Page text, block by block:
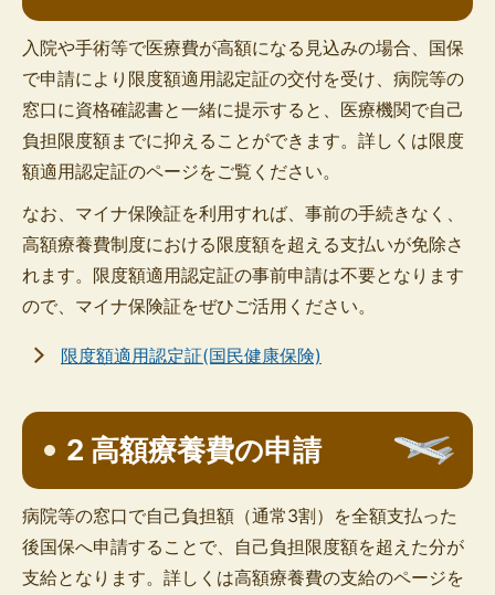
入院や手術等で医療費が高額になる見込みの場合、国保
で申請により限度額適用認定証の交付を受け、病院等の
窓口に資格確認書と一緒に提示すると、医療機関で自己
負担限度額までに抑えることができます。詳しくは限度
額適用認定証のページをご覧ください。
なお、マイナ保険証を利用すれば、事前の手続きなく、
高額療養費制度における限度額を超える支払いが免除さ
れます。限度額適用認定証の事前申請は不要となります
ので、マイナ保険証をぜひご活用ください。
限度額適用認定証(国民健康保険)
2 高額療養費の申請
病院等の窓口で自己負担額（通常3割）を全額支払った
後国保へ申請することで、自己負担限度額を超えた分が
支給となります。詳しくは高額療養費の支給のページを